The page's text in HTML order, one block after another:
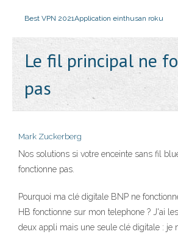
Best VPN 2021Application einthusan roku
Le fil principal ne
pas
Mark Zuckerberg
Nos solutions si votre enceinte sans fil
fonctionne pas.
Pourquoi ma clé digitale BNP ne
HB fonctionne sur mon telephone ? J'ai
deux appli mais une seule clé digitale : je